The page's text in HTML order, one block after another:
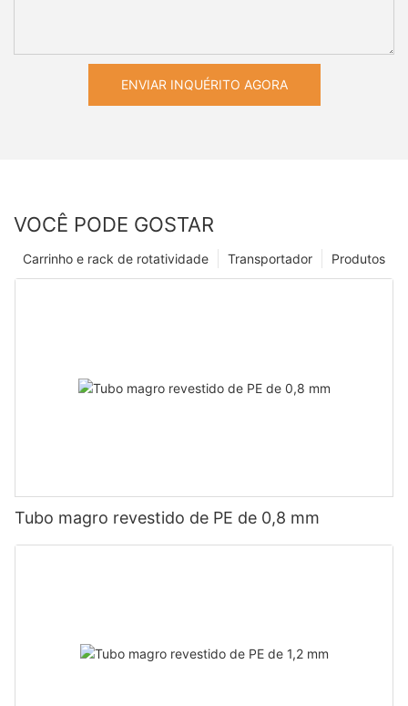
ENVIAR INQUÉRITO AGORA
VOCÊ PODE GOSTAR
Produtos
Transportador
Carrinho e rack de rotatividade
Tubo magro revestido de PE de 0,8 mm